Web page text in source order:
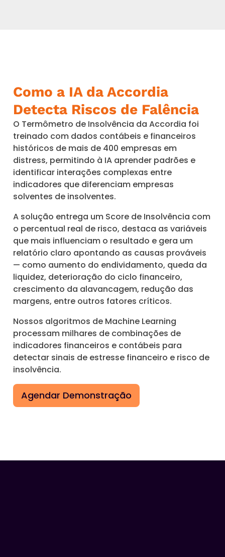
Como a IA da Accordia
Detecta Riscos de Falência
O Termômetro de Insolvência da Accordia foi
treinado com dados contábeis e financeiros
históricos de mais de 400 empresas em
distress, permitindo à IA aprender padrões e
identificar interações complexas entre
indicadores que diferenciam empresas
solventes de insolventes.
A solução entrega um Score de Insolvência com
o percentual real de risco, destaca as variáveis
que mais influenciam o resultado e gera um
relatório claro apontando as causas prováveis
— como aumento do endividamento, queda da
liquidez, deterioração do ciclo financeiro,
crescimento da alavancagem, redução das
margens, entre outros fatores críticos.
Nossos algoritmos de Machine Learning
processam milhares de combinações de
indicadores financeiros e contábeis para
detectar sinais de estresse financeiro e risco de
insolvência.
Agendar Demonstração